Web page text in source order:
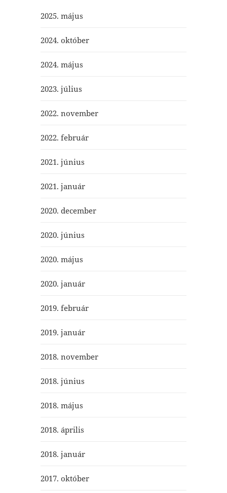
2025. május
2024. október
2024. május
2023. július
2022. november
2022. február
2021. június
2021. január
2020. december
2020. június
2020. május
2020. január
2019. február
2019. január
2018. november
2018. június
2018. május
2018. április
2018. január
2017. október